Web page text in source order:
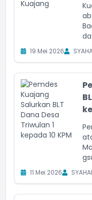
19 Mei 2026
11 Mei 2026